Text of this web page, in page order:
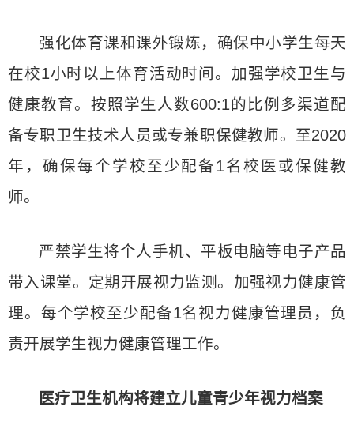
强化体育课和课外锻炼，确保中小学生每天
在校1小时以上体育活动时间。加强学校卫生与
健康教育。按照学生人数600:1的比例多渠道配
备专职卫生技术人员或专兼职保健教师。至2020
年，确保每个学校至少配备1名校医或保健教
师。
严禁学生将个人手机、平板电脑等电子产品
带入课堂。定期开展视力监测。加强视力健康管
理。每个学校至少配备1名视力健康管理员，负
责开展学生视力健康管理工作。
医疗卫生机构将建立儿童青少年视力档案